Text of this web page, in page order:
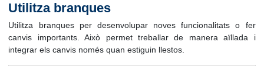
Utilitza branques
Utilitza branques per desenvolupar noves funcionalitats o fer
canvis importants. Això permet treballar de manera aïllada i
integrar els canvis només quan estiguin llestos.